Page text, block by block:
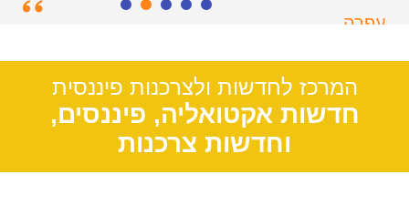
עפרה
המרכז לחדשות ולצרכנות פיננסית
חדשות אקטואליה, פיננסים,
וחדשות צרכנות